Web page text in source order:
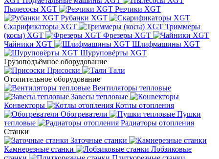
Пылесосы XGT
Резчики XGT
Рубанки XGT
Скарификаторы XGT
Триммеры
(косы) XGT
Фрезеры XGT
Чайники XGT
Шлифмашины XGT
Шуруповёрты XGT
Грузоподъёмное оборудование
Присоски
Тали
Отопительное оборудование
Вентиляторы тепловые
Завесы тепловые
Конвекторы
Котлы отопления
Обогреватели
Пушки
тепловые
Радиаторы отопления
Станки
Заточные станки
Камнерезные станки
Лобзиковые